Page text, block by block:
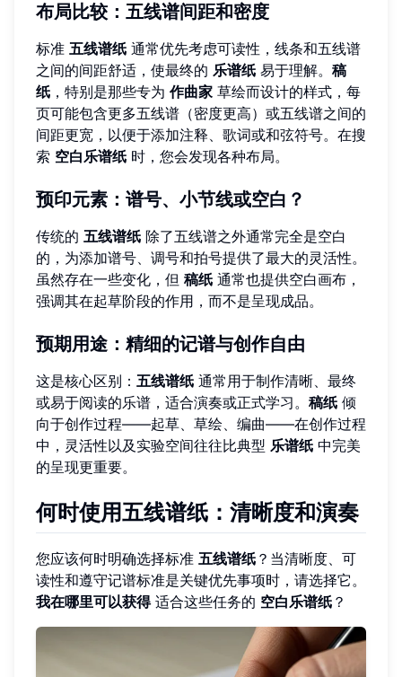
布局比较：五线谱间距和密度
标准 五线谱纸 通常优先考虑可读性，线条和五线谱
之间的间距舒适，使最终的 乐谱纸 易于理解。 稿
纸 ，特别是那些专为 作曲家 草绘而设计的样式，每
页可能包含更多五线谱（密度更高）或五线谱之间的
间距更宽，以便于添加注释、歌词或和弦符号。在搜
索 空白乐谱纸 时，您会发现各种布局。
预印元素：谱号、小节线或空白？
传统的 五线谱纸 除了五线谱之外通常完全是空白
的，为添加谱号、调号和拍号提供了最大的灵活性。
虽然存在一些变化，但 稿纸 通常也提供空白画布，
强调其在起草阶段的作用，而不是呈现成品。
预期用途：精细的记谱与创作自由
这是核心区别： 五线谱纸 通常用于制作清晰、最终
或易于阅读的乐谱，适合演奏或正式学习。 稿纸 倾
向于创作过程——起草、草绘、编曲——在创作过程
中，灵活性以及实验空间往往比典型 乐谱纸 中完美
的呈现更重要。
何时使用五线谱纸：清晰度和演奏
您应该何时明确选择标准 五线谱纸 ？当清晰度、可
读性和遵守记谱标准是关键优先事项时，请选择它。
我在哪里可以获得适合这些任务的 空白乐谱纸 ？